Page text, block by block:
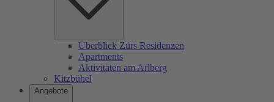
Überblick Zürs Residenzen
Apartments
Aktivitäten am Arlberg
Kitzbühel
Angebote